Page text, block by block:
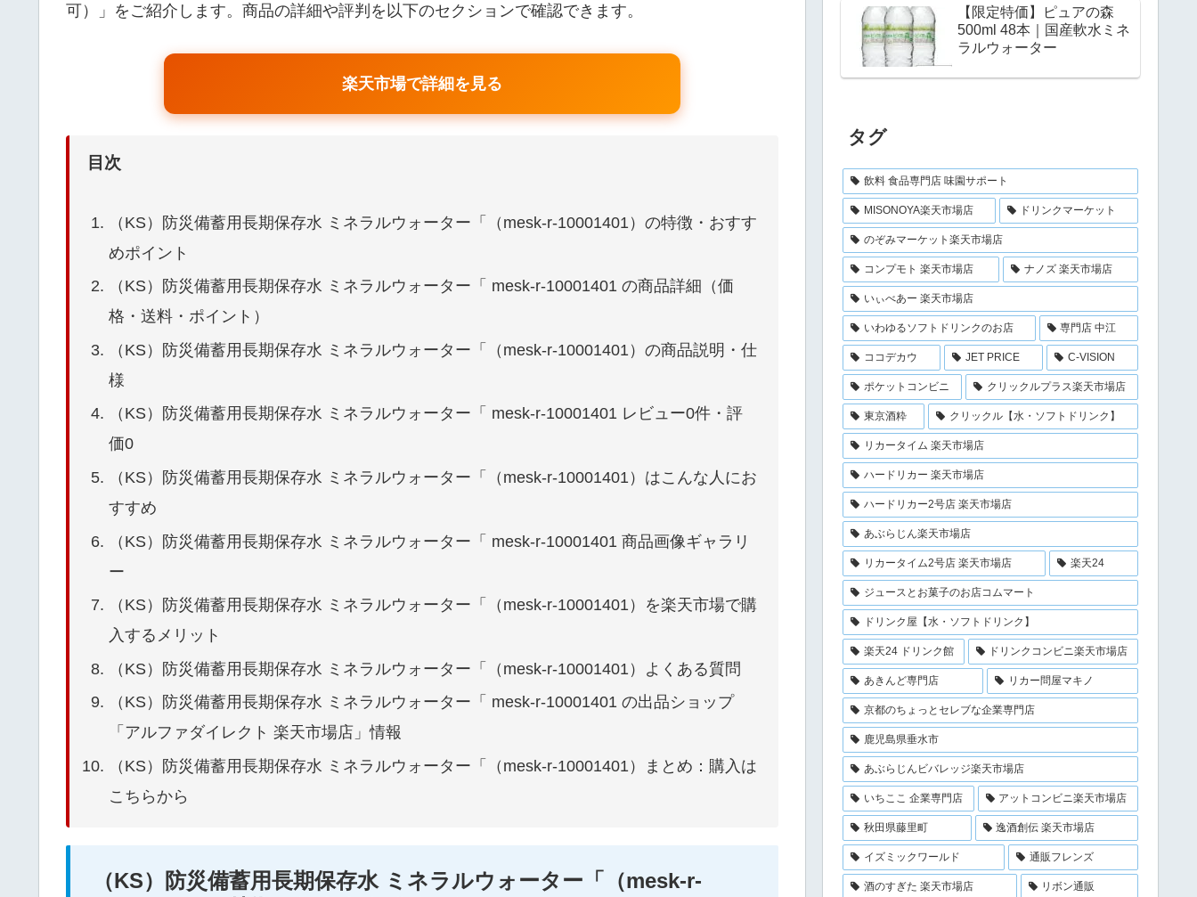
可）」をご紹介します。商品の詳細や評判を以下のセクションで確認できます。
楽天市場で詳細を見る
目次
（KS）防災備蓄用長期保存水 ミネラルウォーター「（mesk-r-10001401）の特徴・おすす
めポイント
（KS）防災備蓄用長期保存水 ミネラルウォーター「 mesk-r-10001401 の商品詳細（価
格・送料・ポイント）
（KS）防災備蓄用長期保存水 ミネラルウォーター「（mesk-r-10001401）の商品説明・仕
様
（KS）防災備蓄用長期保存水 ミネラルウォーター「 mesk-r-10001401 レビュー0件・評
価0
（KS）防災備蓄用長期保存水 ミネラルウォーター「（mesk-r-10001401）はこんな人にお
すすめ
（KS）防災備蓄用長期保存水 ミネラルウォーター「 mesk-r-10001401 商品画像ギャラリ
ー
（KS）防災備蓄用長期保存水 ミネラルウォーター「（mesk-r-10001401）を楽天市場で購
入するメリット
（KS）防災備蓄用長期保存水 ミネラルウォーター「（mesk-r-10001401）よくある質問
（KS）防災備蓄用長期保存水 ミネラルウォーター「 mesk-r-10001401 の出品ショップ
「アルファダイレクト 楽天市場店」情報
（KS）防災備蓄用長期保存水 ミネラルウォーター「（mesk-r-10001401）まとめ：購入は
こちらから
（KS）防災備蓄用長期保存水 ミネラルウォーター「（mesk-r-
【限定特価】ピュアの森
500ml 48本｜国産軟水ミネ
ラルウォーター
タグ
飲料 食品専門店 味園サポート
MISONOYA楽天市場店 ドリンクマーケット
のぞみマーケット楽天市場店
コンプモト 楽天市場店 ナノズ 楽天市場店
いぃべあー 楽天市場店
いわゆるソフトドリンクのお店 専門店 中江
ココデカウ JET PRICE C-VISION
ポケットコンビニ クリックルプラス楽天市場店
東京酒粋 クリックル【水・ソフトドリンク】
リカータイム 楽天市場店
ハードリカー 楽天市場店
ハードリカー2号店 楽天市場店
あぶらじん楽天市場店
リカータイム2号店 楽天市場店 楽天24
ジュースとお菓子のお店コムマート
ドリンク屋【水・ソフトドリンク】
楽天24 ドリンク館 ドリンクコンビニ楽天市場店
あきんど専門店 リカー問屋マキノ
京都のちょっとセレブな企業専門店
鹿児島県垂水市
あぶらじんビバレッジ楽天市場店
いちここ 企業専門店 アットコンビニ楽天市場店
秋田県藤里町 逸酒創伝 楽天市場店
イズミックワールド 通販フレンズ
酒のすぎた 楽天市場店 リボン通販